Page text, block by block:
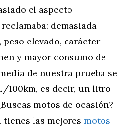
el aspecto
demasiada
elevado, carácter
y mayor consumo de
de nuestra prueba se
100km, es decir, un litro
motos de ocasión?
tienes las mejores motos